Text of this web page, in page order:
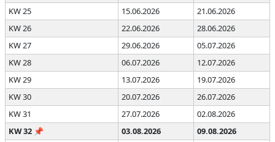
KW 25
15.06.2026
21.06.2026
KW 26
22.06.2026
28.06.2026
KW 27
29.06.2026
05.07.2026
KW 28
06.07.2026
12.07.2026
KW 29
13.07.2026
19.07.2026
KW 30
20.07.2026
26.07.2026
KW 31
27.07.2026
02.08.2026
KW 32📌 03.08.2026
09.08.2026